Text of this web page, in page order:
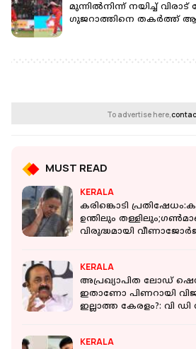
മുന്നില്‍നിന്ന് നയിച്ച് വിരാട്
ഗുജറാത്തിനെ തകര്‍ത്ത്
To advertise here,
MUST READ
KERALA
കരിങ്കൊടി
ഉന്തിലും
വിരുദ്ധമായി
KERALA
അപ്രഖ്യാപിത ലോഡ്
ഇതാണോ പിണറായി
ഇല്ലാത്ത കേരളം?: വി
KERALA